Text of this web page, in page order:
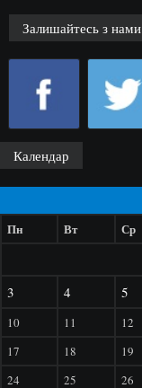
Залишайтесь з нами
Календар
Пн Вт Ср
3
4 5
10
11 12
17
18 19
24
25 26